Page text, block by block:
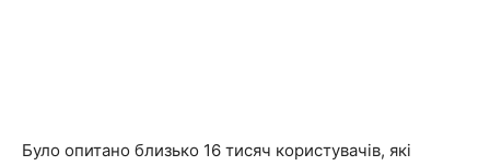
Було опитано близько 16 тисяч користувачів, які